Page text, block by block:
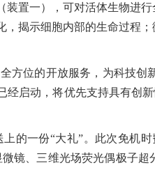
置一），可对活体生物进
揭示细胞内部的生命过程
方位的开放服务，为科技
启动，将优先支持具有创
的一份“大礼”。此次免机
镜、三维光场荧光偶极子